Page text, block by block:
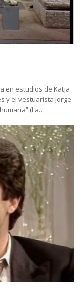
en estudios de Katja
y el vestuarista Jorge
(La…